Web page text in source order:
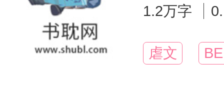
1.2万字
虐文 BE